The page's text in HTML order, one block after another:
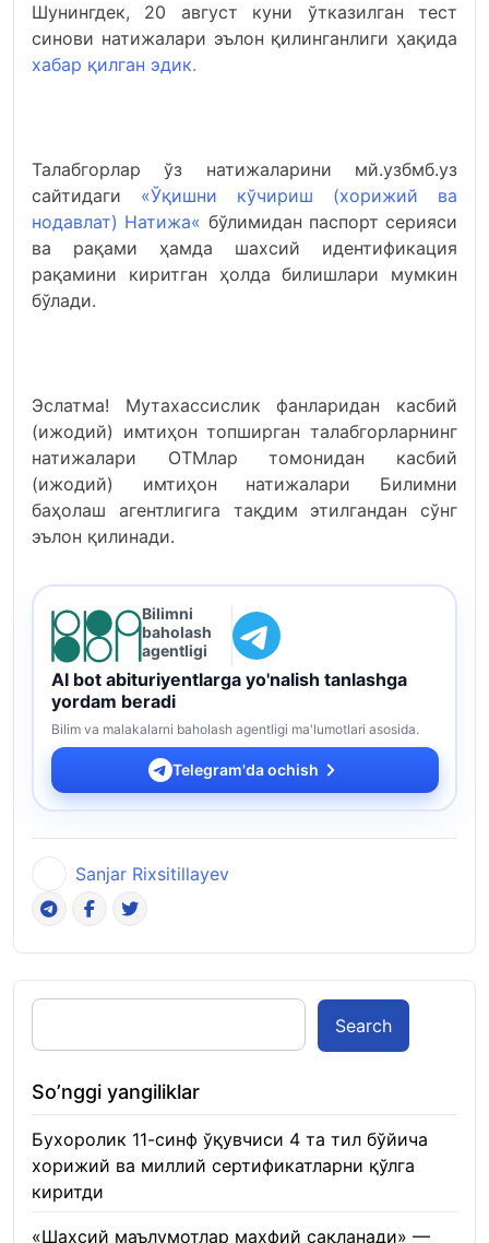
Шунингдек, 20 август куни ўтказилган тест
синови натижалари эълон қилинганлиги ҳақида
хабар қилган эдик.
Талабгорлар ўз натижаларини мй.узбмб.уз
сайтидаги «Ўқишни кўчириш (хорижий ва
нодавлат) Натижа« бўлимидан паспорт серияси
ва рақами ҳамда шахсий идентификация
рақамини киритган ҳолда билишлари мумкин
бўлади.
Эслатма! Мутахассислик фанларидан касбий
(ижодий) имтиҳон топширган талабгорларнинг
натижалари ОТМлар томонидан касбий
(ижодий) имтиҳон натижалари Билимни
баҳолаш агентлигига тақдим этилгандан сўнг
эълон қилинади.
Bilimni
baholash
agentligi
AI bot abituriyentlarga yo'nalish tanlashga
yordam beradi
Bilim va malakalarni baholash agentligi ma'lumotlari asosida.
Telegram'da ochish
Sanjar Rixsitillayev
Search
So’nggi yangiliklar
Бухоролик 11-синф ўқувчиси 4 та тил бўйича
хорижий ва миллий сертификатларни қўлга
киритди
«Шахсий маълумотлар махфий сақланади» —